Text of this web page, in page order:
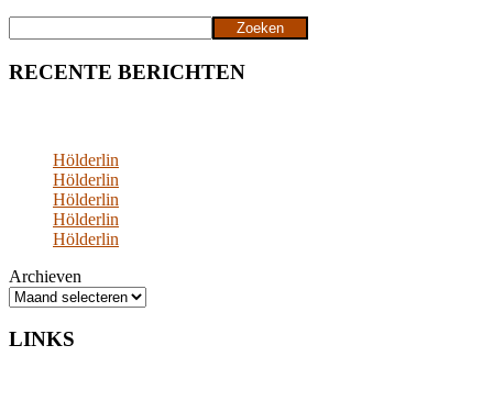
Zoeken
RECENTE BERICHTEN
Hölderlin
Hölderlin
Hölderlin
Hölderlin
Hölderlin
Archieven
LINKS